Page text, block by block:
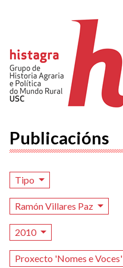
Publicacións
Tipo
Ramón Villares Paz
2010
Proxecto 'Nomes e Voces'